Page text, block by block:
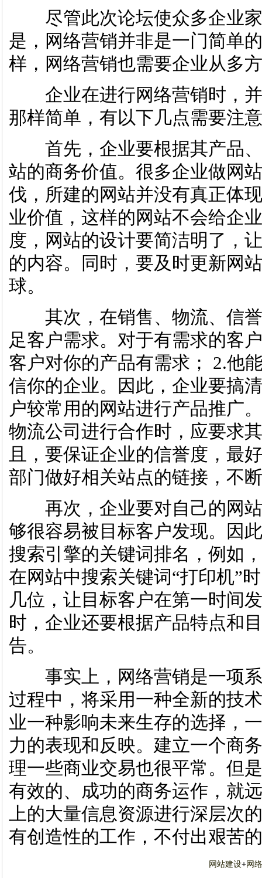
尽管此次论坛使众多企业家
是，网络营销并非是一门简单
样，网络营销也需要企业从多
企业在进行网络营销时，并
那样简单，有以下几点需要注
首先，企业要根据其产品、
站的商务价值。很多企业做网
伐，所建的网站并没有真正体
业价值，这样的网站不会给企
度，网站的设计要简洁明了，
的内容。同时，要及时更新网
球。
其次，在销售、物流、信誉
足客户需求。对于有需求的客
客户对你的产品有需求； 2.他
信你的企业。因此，企业要搞
户较常用的网站进行产品推广
物流公司进行合作时，应要求
且，要保证企业的信誉度，最
部门做好相关站点的链接，不
再次，企业要对自己的网站
够很容易被目标客户发现。因
搜索引擎的关键词排名，例如
在网站中搜索关键词“打印机”
几位，让目标客户在第一时间
时，企业还要根据产品特点和
告。
事实上，网络营销是一项系
过程中，将采用一种全新的技
业一种影响未来生存的选择，
力的表现和反映。建立一个商
理一些商业交易也很平常。但
有效的、成功的商务运作，就
上的大量信息资源进行深层次
有创造性的工作，不付出艰苦
网站建设+网